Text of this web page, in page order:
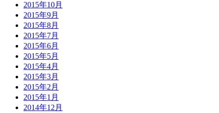
2015年10月
2015年9月
2015年8月
2015年7月
2015年6月
2015年5月
2015年4月
2015年3月
2015年2月
2015年1月
2014年12月